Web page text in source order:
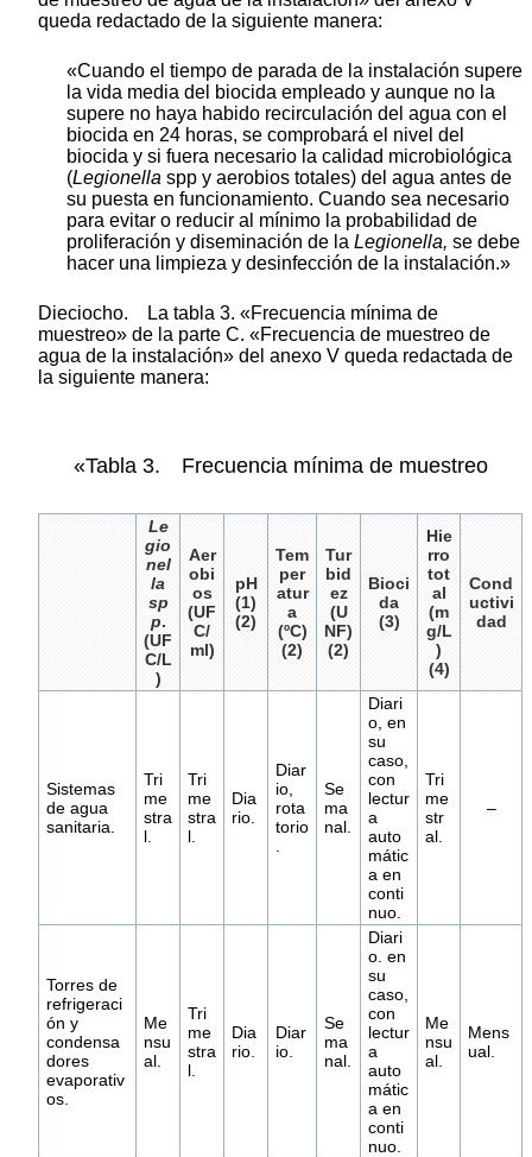
queda redactado de la siguiente manera:
«Cuando el tiempo de parada de la instalación supere
la vida media del biocida empleado y aunque no la
supere no haya habido recirculación del agua con el
biocida en 24 horas, se comprobará el nivel del
biocida y si fuera necesario la calidad microbiológica
(Legionella spp y aerobios totales) del agua antes de
su puesta en funcionamiento. Cuando sea necesario
para evitar o reducir al mínimo la probabilidad de
proliferación y diseminación de la Legionella, se debe
hacer una limpieza y desinfección de la instalación.»
Dieciocho. La tabla 3. «Frecuencia mínima de
muestreo» de la parte C. «Frecuencia de muestreo de
agua de la instalación» del anexo V queda redactada de
la siguiente manera:
«Tabla 3. Frecuencia mínima de muestreo
Le
gio
nel
la
sp
p.
(UF
C/L
)
Aer
obi
os
(UF
C/
ml)
pH
(1)
(2)
Tem
per
atur
a
(ºC)
(2)
Tur
bid
ez
(U
NF)
(2)
Bioci
da
(3)
Hie
rro
tot
al
(m
g/L
)
(4)
Cond
uctivi
dad
Sistemas
de agua
sanitaria.
Tri
me
stra
l.
Tri
me
stra
l.
Dia
rio.
Diar
io,
rota
torio
Se
ma
nal.
Diari
o, en
su
caso,
con
lectur
a
auto
mátic
a en
conti
nuo.
Tri
me
str
al.
–
Torres de
refrigeraci
ón y
condensa
dores
evaporativ
os.
Me
nsu
al.
Tri
me
stra
l.
Dia
rio.
Diar
io.
Se
ma
nal.
Diari
o. en
su
caso,
con
lectur
a
auto
mátic
a en
conti
nuo.
Me
nsu
al.
Mens
ual.